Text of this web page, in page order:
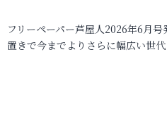
フリーペーパー芦屋人2026年6月
置きで今までよりさらに幅広い世